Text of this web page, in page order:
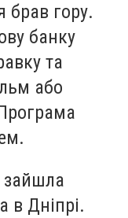
брав гору.
банку
та
або
зайшла
в Дніпрі.